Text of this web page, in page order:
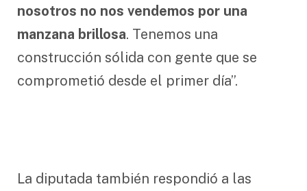
nosotros no nos vendemos por una
manzana brillosa. Tenemos una
construcción sólida con gente que se
comprometió desde el primer día”.
La diputada también respondió a las